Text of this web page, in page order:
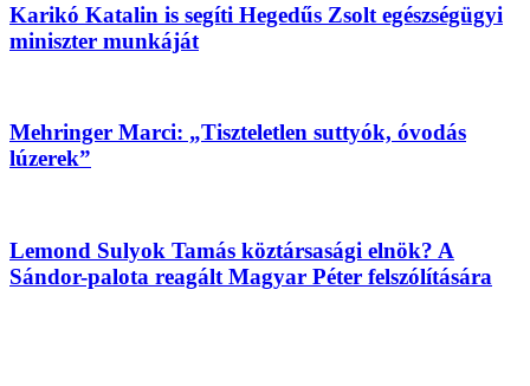
Karikó Katalin is segíti Hegedűs Zsolt egészségügyi
miniszter munkáját
Mehringer Marci: „Tiszteletlen suttyók, óvodás
lúzerek”
Lemond Sulyok Tamás köztársasági elnök? A
Sándor-palota reagált Magyar Péter felszólítására